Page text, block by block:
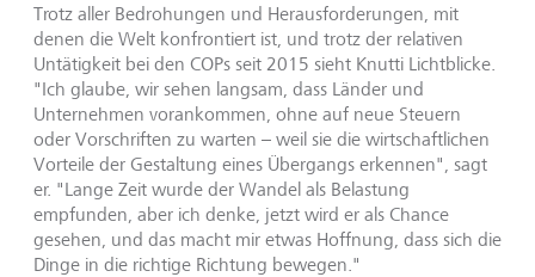
Trotz aller Bedrohungen und Herausforderungen, mit
denen die Welt konfrontiert ist, und trotz der relativen
Untätigkeit bei den COPs seit 2015 sieht Knutti Lichtblicke.
"Ich glaube, wir sehen langsam, dass Länder und
Unternehmen vorankommen, ohne auf neue Steuern
oder Vorschriften zu warten – weil sie die wirtschaftlichen
Vorteile der Gestaltung eines Übergangs erkennen", sagt
er. "Lange Zeit wurde der Wandel als Belastung
empfunden, aber ich denke, jetzt wird er als Chance
gesehen, und das macht mir etwas Hoffnung, dass sich die
Dinge in die richtige Richtung bewegen."